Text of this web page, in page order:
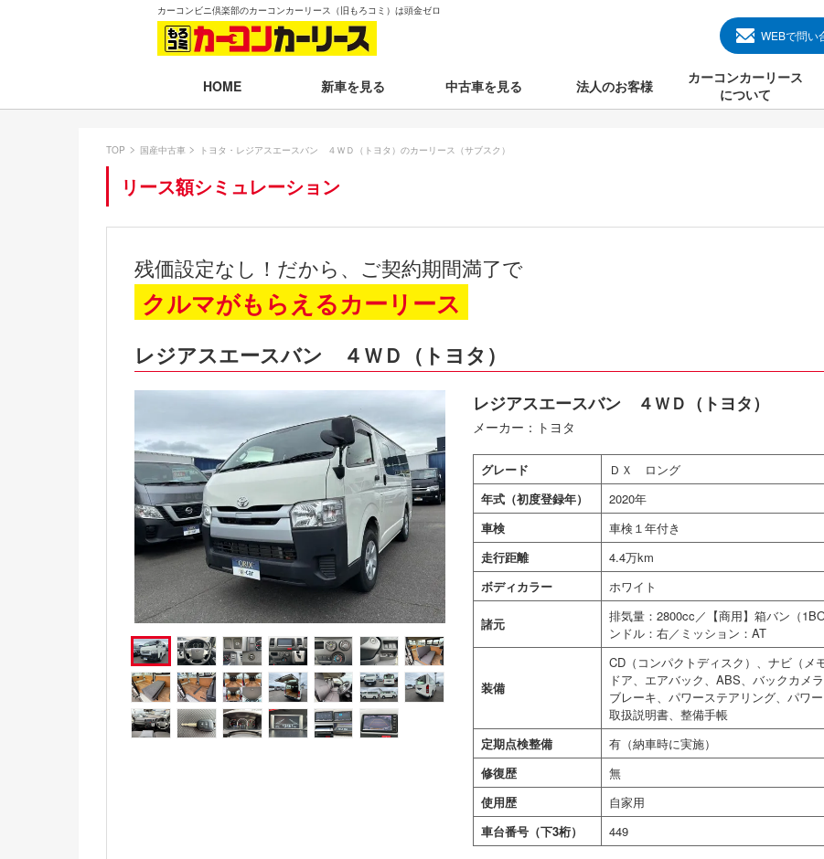
カーコンビニ倶楽部のカーコンカーリース（旧もろコミ）は頭金ゼロ
WEBで問い
HOME 新車を見る
月々50,001円以上のクルマを見る
新車一覧から選ぶ
即納車（最短14日で納車）
残価設定プラン
電気自動車（EV）
福祉車両
ミニカー
中古車を見る 法人のお客様
カーコンカーリース
について
TOP 国産中古車 トヨタ・レジアスエースバン ４ＷＤ（トヨタ）のカーリース（サブスク）
リース額シミュレーション
残価設定なし！だから、ご契約期間満了で
クルマがもらえるカーリース
レジアスエースバン ４ＷＤ（トヨタ）
レジアスエースバン ４ＷＤ（トヨタ）
メーカー：トヨタ
グレード
ＤＸ ロング
年式（初度登録年）
2020年
車検
車検１年付き
走行距離
4.4万km
ボディカラー
ホワイト
諸元
排気量：2800cc／【商用】箱バン（
ンドル：右／ミッション：AT
装備
CD（コンパクトディスク）、ナビ（メ
ドア、エアバック、ABS、バックカメ
ブレーキ、パワーステアリング、パワ
取扱説明書、整備手帳
定期点検整備
有（納車時に実施）
修復歴
無
使用歴
自家用
車台番号（下3桁）
449